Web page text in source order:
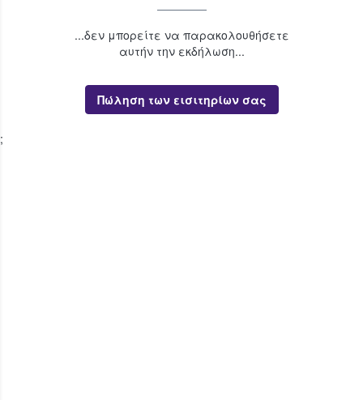
...δεν μπορείτε να παρακολουθήσετε
αυτήν την εκδήλωση...
Πώληση των εισιτηρίων σας
;